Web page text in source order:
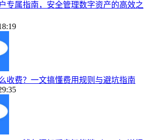
专属指南，安全管理数字资产的高效之
收费？一文搞懂费用规则与避坑指南